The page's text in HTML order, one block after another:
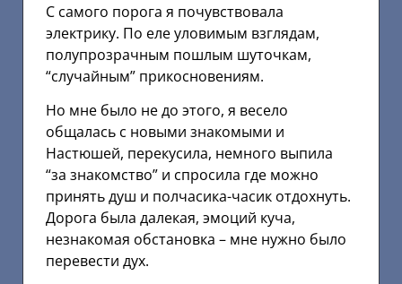
С самого порога я почувствовала
электрику. По еле уловимым взглядам,
полупрозрачным пошлым шуточкам,
“случайным” прикосновениям.
Но мне было не до этого, я весело
общалась с новыми знакомыми и
Настюшей, перекусила, немного выпила
“за знакомство” и спросила где можно
принять душ и полчасика-часик отдохнуть.
Дорога была далекая, эмоций куча,
незнакомая обстановка – мне нужно было
перевести дух.